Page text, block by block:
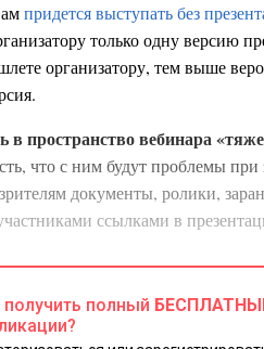
придется выступать без
только одну версию
организатору, тем выше
в пространство вебинара
что с ним будут проблемы при
документы, ролики,
ссылками в
к аудитории. Составьте
Эти данные могут быть в
получить полный